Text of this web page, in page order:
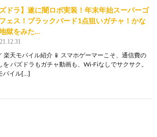
ズドラ】遂に闇ロボ実装！年末年始スーパーゴ
ェス！ブラックバード1点狙いガチャ！かな
獄をみた…
楽天モバイル紹介 📱 スマホゲーマーこそ、通信費の
を パズドラもガチャ動画も、Wi-Fiなしでサクサク。
バイル[…]